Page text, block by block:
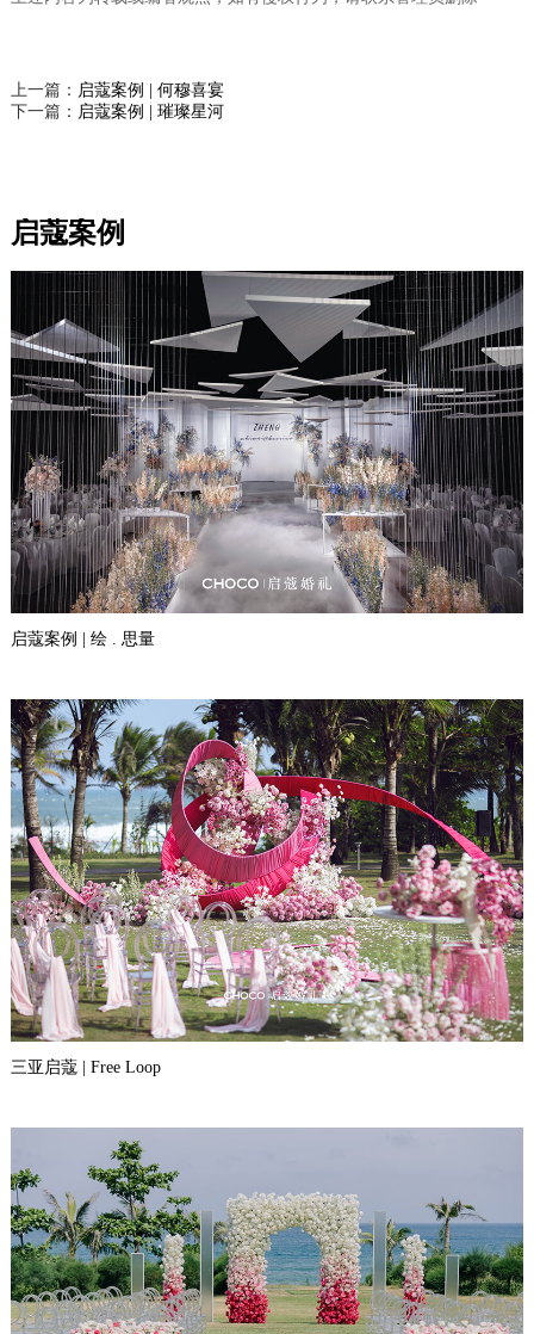
上一篇： 启蔻案例 | 何穆喜宴
下一篇： 启蔻案例 | 璀璨星河
启蔻案例
启蔻案例 | 绘 . 思量
三亚启蔻 | Free Loop